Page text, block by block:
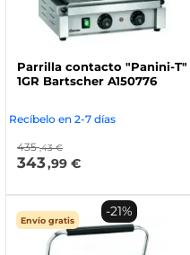
Parrilla contacto "Panini-T"
1GR Bartscher A150776
Recíbelo en 2-7 días
435 ,43 €
343,99 €
Envío gratis
-21%